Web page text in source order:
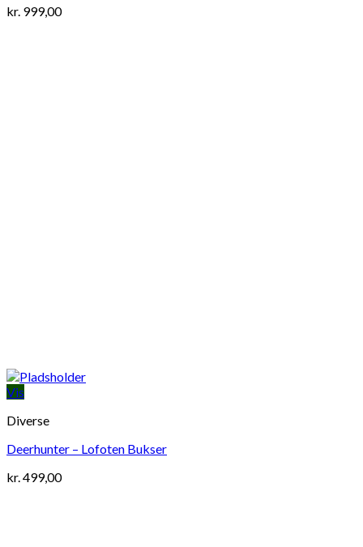
kr. 999,00
Vis
Diverse
Deerhunter – Lofoten Bukser
kr.499,00